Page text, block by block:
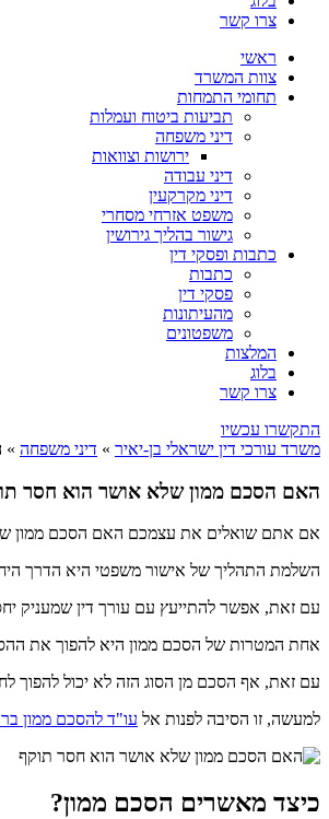
צרו קשר
ראשי
צוות המשרד
תחומי התמחות
תביעות ביטוח ועמלות
דיני משפחה
ירושות וצוואות
דיני עבודה
דיני מקרקעין
משפט אזרחי מסחרי
גישור בהליך גירושין
כתבות ופסקי דין
כתבות
פסקי דין
מהעיתונות
משפטונים
המלצות
בלוג
צרו קשר
התקשרו עכשיו
משרד עורכי דין ישראלי בן-יאיר » דיני משפחה »
האם הסכם ממון שלא אושר הוא חסר
אם אתם שואלים את עצמכם האם הסכם ממון
השלמת התהליך של אישור משפטי היא הדרך
עם זאת, אפשר להתייעץ עם עורך דין שמעניק יחס
אחת המטרות של הסכם ממון היא להפוך את
עם זאת, אף הסכם מן הסוג הזה לא יכול להפוך
למעשה, זו הסיבה לפנות אל עו"ד להסכם ממון
כיצד מאשרים הסכם ממון?